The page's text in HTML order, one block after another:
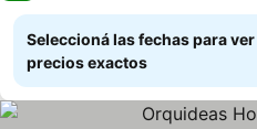
Seleccioná las fechas para
precios exactos